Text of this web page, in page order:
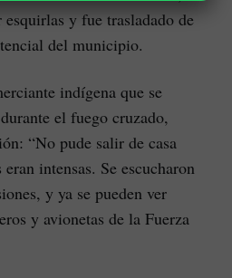
y fue trasladado de
del municipio.
indígena que se
el fuego cruzado,
“No pude salir de casa
intensas. Se escucharon
y ya se pueden ver
y avionetas de la Fuerza